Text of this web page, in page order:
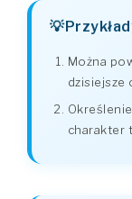
Można
dzisiejsze
charakter